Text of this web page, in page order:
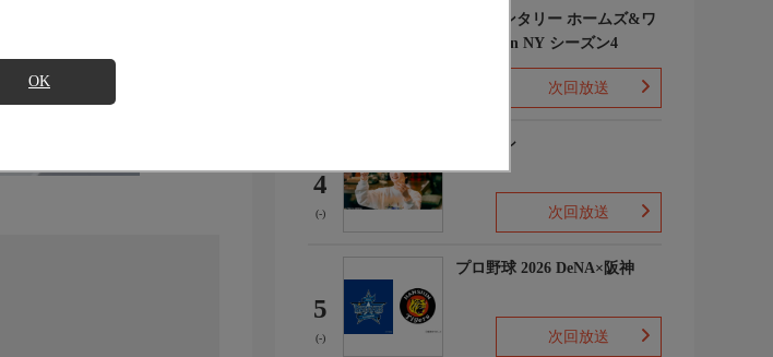
OK
エレメンタリー ホームズ&ワ
トソン in NY シーズン4
次回放送
4
(-)
下山メシ
次回放送
5
(-)
プロ野球 2026 DeNA×阪神
次回放送